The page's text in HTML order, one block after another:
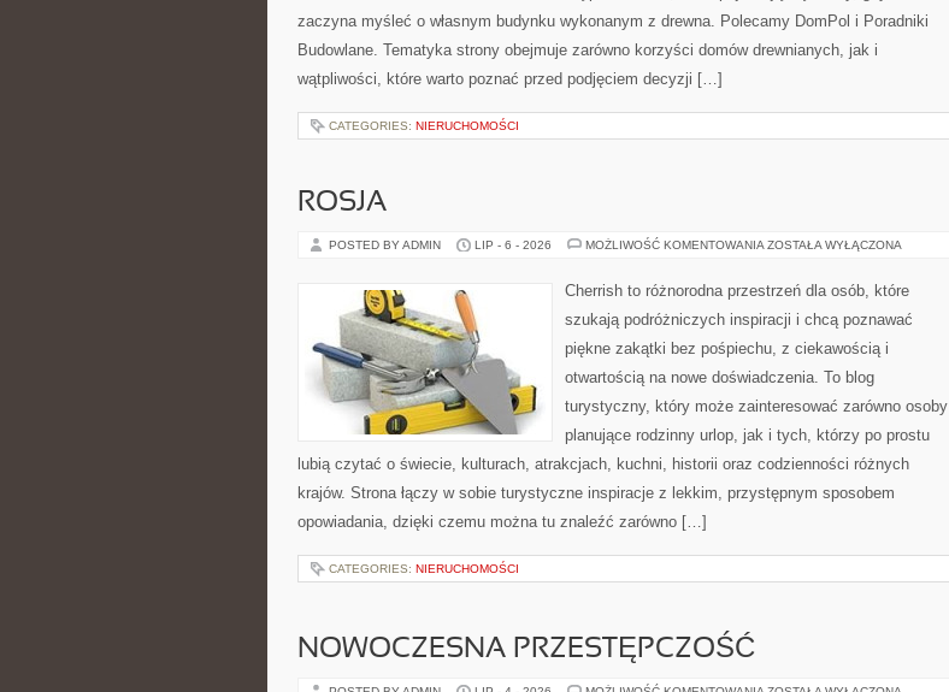
zaczyna myśleć o własnym budynku wykonanym z drewna. Polecamy DomPol i Poradniki
Budowlane. Tematyka strony obejmuje zarówno korzyści domów drewnianych, jak i
wątpliwości, które warto poznać przed podjęciem decyzji […]
CATEGORIES: NIERUCHOMOŚCI
ROSJA
POSTED BY ADMIN LIP - 6 - 2026 MOŻLIWOŚĆ KOMENTOWANIA ROSJA
ZOSTAŁA WYŁĄCZONA
Cherrish to różnorodna przestrzeń dla osób, które
szukają podróżniczych inspiracji i chcą poznawać
piękne zakątki bez pośpiechu, z ciekawością i
otwartością na nowe doświadczenia. To blog
turystyczny, który może zainteresować zarówno osoby
planujące rodzinny urlop, jak i tych, którzy po prostu
lubią czytać o świecie, kulturach, atrakcjach, kuchni, historii oraz codzienności różnych
krajów. Strona łączy w sobie turystyczne inspiracje z lekkim, przystępnym sposobem
opowiadania, dzięki czemu można tu znaleźć zarówno […]
CATEGORIES: NIERUCHOMOŚCI
NOWOCZESNA PRZESTĘPCZOŚĆ